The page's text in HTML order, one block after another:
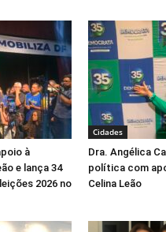
à
e lança 34
2026 no
Cidades
Dra. Angélica
política com
Celina Leão